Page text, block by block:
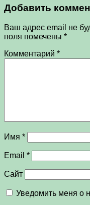
Добавить
Ваш адрес email не
поля помечены *
Комментарий *
Имя *
Email *
Сайт
Уведомить меня о